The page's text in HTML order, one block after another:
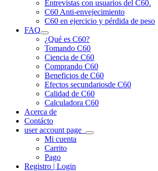
Entrevistas con usuarios del C60.
C60 Anti-envejecimiento
C60 en ejercicio y pérdida de peso
FAQ
¿Qué es C60?
Tomando C60
Ciencia de C60
Comprando C60
Beneficios de C60
Efectos secundariosde C60
Calidad de C60
Calculadora C60
Acerca de
Contácto
user account page
Mi cuenta
Carrito
Pago
Registro | Login